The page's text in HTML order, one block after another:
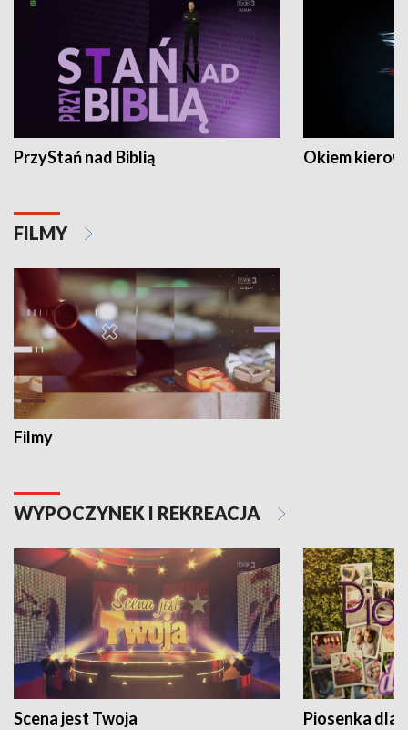
PrzyStań nad Biblią Okiem
FILMY
Filmy
WYPOCZYNEK I REKREACJA
Scena jest Twoja Piosenka dla